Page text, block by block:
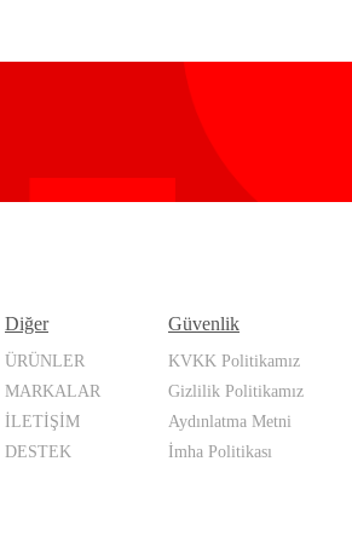
Diğer
ÜRÜNLER
MARKALAR
İLETİŞİM
DESTEK
Güvenlik
KVKK Politikamız
Gizlilik Politikamız
Aydınlatma Metni
İmha Politikası